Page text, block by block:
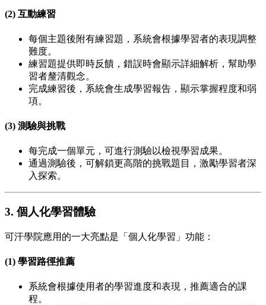
(2) 互動練習
每個主題後附有練習題，系統會根據學習者的表現調整
難度。
練習題提供即時反饋，錯誤時會顯示詳細解析，幫助學
習者釐清觀念。
完成練習後，系統會生成學習報告，顯示掌握程度和弱
項。
(3) 測驗與挑戰
每完成一個單元，可進行測驗以檢視學習成果。
通過測驗後，可解鎖更高階的挑戰題目，激勵學習者深
入探索。
3. 個人化學習體驗
可汗學院應用的一大亮點是「個人化學習」功能：
(1) 學習路徑推薦
系統會根據使用者的學習進度和表現，推薦適合的課
程。